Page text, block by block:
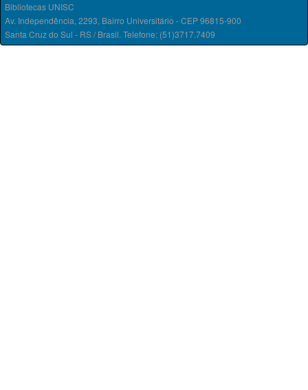
Bibliotecas UNISC
Av. Independência, 2293, Bairro Universitário - CEP 96815-900
Santa Cruz do Sul - RS / Brasil. Telefone: (51)3717.7409